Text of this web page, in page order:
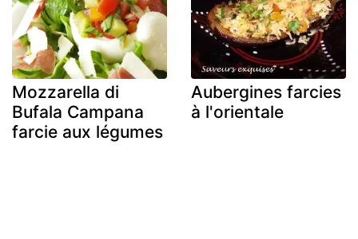
Mozzarella di
Bufala Campana
farcie aux légumes
Aubergines farcies
à l'orientale